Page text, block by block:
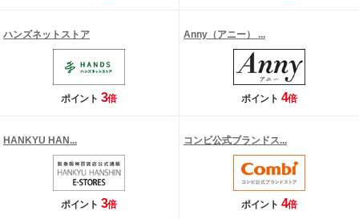
ハンズネットストア
ポイント 3倍
Anny（アニー） ...
ポイント 4倍
HANKYU HAN...
ポイント 3倍
コンビ公式ブランドス...
ポイント 4倍